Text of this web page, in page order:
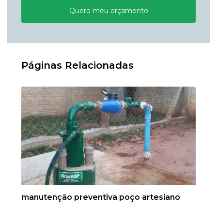
Quero meu orçamento
Páginas Relacionadas
manutenção preventiva poço artesiano